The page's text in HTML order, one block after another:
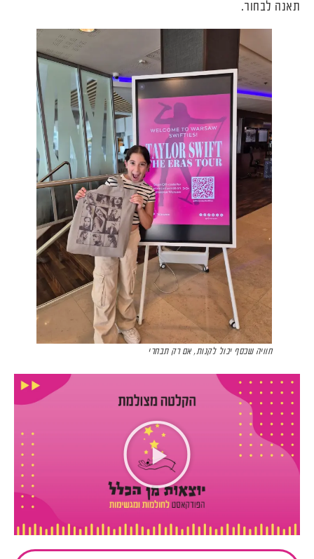
תאנה לבחור.
חוויה שכסף יכול לקנות, אם רק תבחרי